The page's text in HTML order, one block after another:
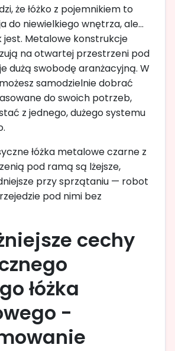
że łóżko z pojemnikiem to
do niewielkiego wnętrza, ale…
jest. Metalowe konstrukcje
na otwartej przestrzeni pod
dużą swobodę aranżacyjną. W
samodzielnie dobrać
do swoich potrzeb,
z jednego, dużego systemu
łóżka metalowe czarne z
pod ramą są lżejsze,
przy sprzątaniu — robot
pod nimi bez
cechy
łóżka
-